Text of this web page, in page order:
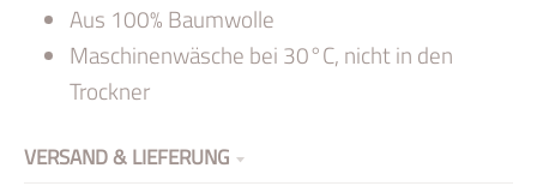
Aus 100% Baumwolle
Maschinenwäsche bei 30°C, nicht in den
Trockner
VERSAND & LIEFERUNG